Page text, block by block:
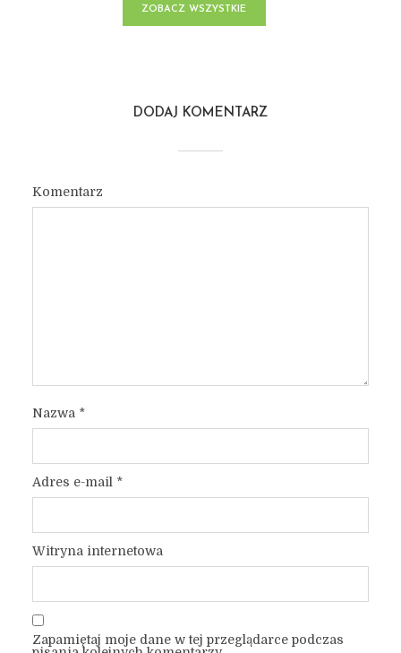
ZOBACZ WSZYSTKIE
DODAJ KOMENTARZ
Komentarz
Nazwa *
Adres e-mail *
Witryna internetowa
Zapamiętaj moje dane w tej przeglądarce podczas